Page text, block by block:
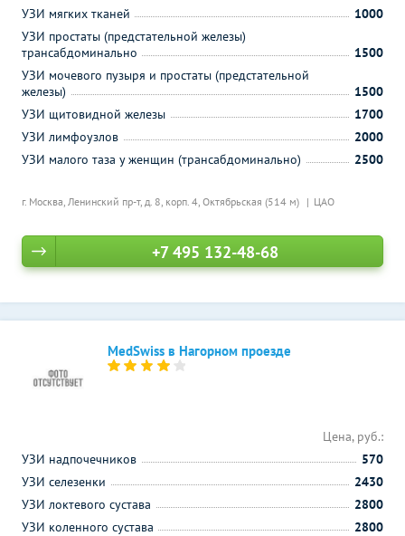
г. Москва, Ленинский пр-т, д. 8, корп. 4, Октябрьская (514 м) ЦАО
УЗИ мягких тканей
1000
УЗИ простаты (предстательной железы)
трансабдоминально
1500
УЗИ мочевого пузыря и простаты (предстательной
железы)
1500
УЗИ щитовидной железы
1700
УЗИ лимфоузлов
2000
УЗИ малого таза у женщин (трансабдоминально)
2500
+7 495 132-48-68
MedSwiss в Нагорном проезде
Цена, руб.:
УЗИ надпочечников
570
УЗИ селезенки
2430
УЗИ локтевого сустава
2800
УЗИ коленного сустава
2800